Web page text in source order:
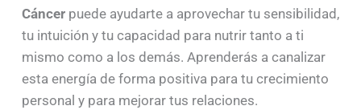
Cáncerpuede ayudarte a aprovechar tu sensibilidad,
tu intuición y tu capacidad para nutrir tanto a ti
mismo como a los demás. Aprenderás a canalizar
esta energía de forma positiva para tu crecimiento
personal y para mejorar tus relaciones.